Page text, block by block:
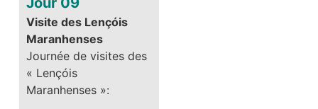
Visite des Lençóis
Maranhenses
Journée de visites des
« Lençóis
Maranhenses »: